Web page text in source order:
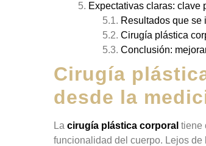
Expectativas claras: clave
Resultados que se
Cirugía plástica
Conclusión:
Cirugía
desde la
La cirugía plástica corporal tiene
funcionalidad del cuerpo. Lejos